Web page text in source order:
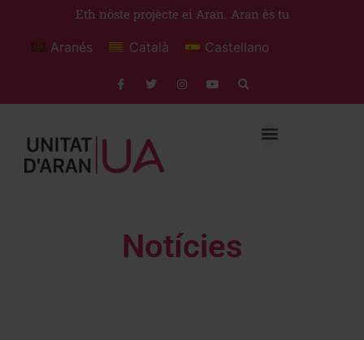
Eth nòste projècte ei Aran. Aran ès tu
Aranés Català Castellano
Notícies